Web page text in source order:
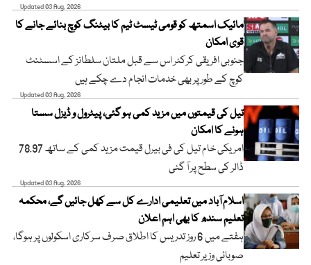
Updated 03 Aug, 2026
مائیک اسمتھ کو قومی ٹیسٹ ٹیم کا بیٹنگ کوچ بنائے جانے کا
قوی امکان
جنوبی افریقی کرکٹر اس سے قبل ملتان سلطانز کے اسسٹنٹ
کوچ کے طور پر بھی خدمات انجام دے چکے ہیں
Updated 03 Aug, 2026
تیل کی قیمتوں میں مزید کمی ہو گئی، پیٹرول و ڈیزل سستا
ہونے کا امکان
امریکی خام تیل کی فی بیرل قیمت مزید کمی کے ساتھ 78.97
ڈالر کی سطح پر آ گئی
Updated 03 Aug, 2026
اسلام آباد میں تعلیمی ادارے کل سے کھل جائیں گے، محکمہ
تعلیم سندھ کا بھی اہم اعلان
ہفتے میں 6 روز تدریس کا اطلاق صرف سرکاری اسکولوں پر ہوگا،
صوبائی وزیر تعلیم